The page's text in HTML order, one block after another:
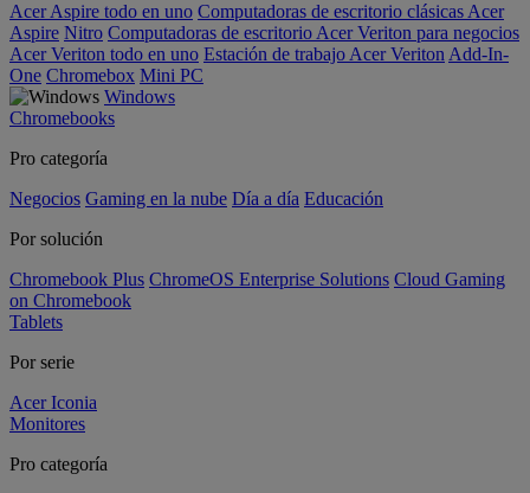
Acer Aspire todo en uno Computadoras de escritorio clásicas Acer
Aspire Nitro Computadoras de escritorio Acer Veriton para negocios
Acer Veriton todo en uno Estación de trabajo Acer Veriton Add-In-
One Chromebox Mini PC
Windows
Chromebooks
Pro categoría
Negocios Gaming en la nube Día a día Educación
Por solución
Chromebook Plus ChromeOS Enterprise Solutions Cloud Gaming
on Chromebook
Tablets
Por serie
Acer Iconia
Monitores
Pro categoría